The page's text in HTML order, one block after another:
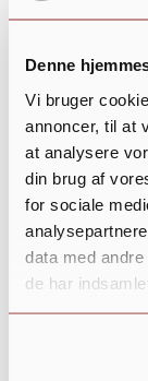
Denne
Vi bruger
annoncer, til at
at analysere
din brug af
for sociale
data med
de har